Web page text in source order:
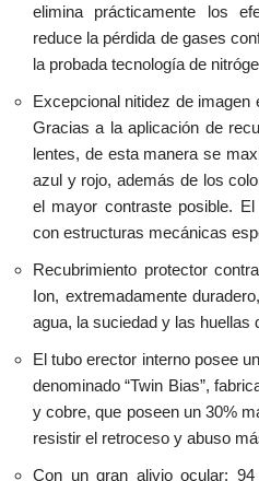
elimina prácticamente los
reduce la pérdida de gases
la probada tecnología de
Excepcional nitidez de imagen
Gracias a la aplicación de
lentes, de esta manera se
azul y rojo, además de los
el mayor contraste posible.
con estructuras mecánicas
Recubrimiento protector
Ion, extremadamente
agua, la suciedad y las huellas
El tubo erector interno posee
denominado “Twin Bias”,
y cobre, que poseen un 30%
resistir el retroceso y abuso
Con un gran alivio ocular: